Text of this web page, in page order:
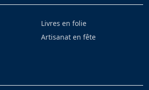
Livres en folie
Artisanat en fête